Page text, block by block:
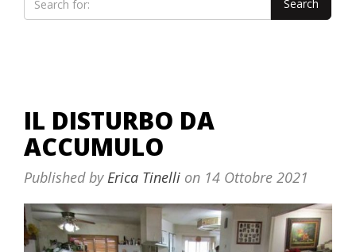
IL DISTURBO DA
ACCUMULO
Published byErica Tinelli on 14 Ottobre 2021